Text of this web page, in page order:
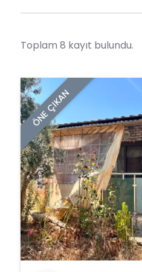
Toplam 8 kayıt bulundu.
ÖNE ÇIKAN